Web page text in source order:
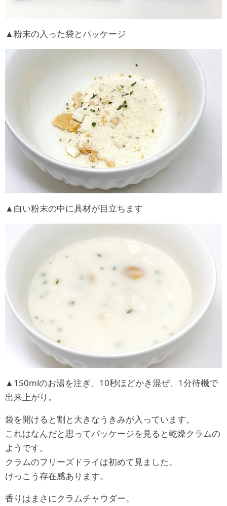
▲粉末の入った袋とパッケージ
▲白い粉末の中に具材が目立ちます
▲150mlのお湯を注ぎ、10秒ほどかき混ぜ、1分待機で
出来上がり。
袋を開けると割と大きなうきみが入っています。
これはなんだと思ってパッケージを見ると乾燥クラムの
ようです。
クラムのフリーズドライは初めて見ました。
けっこう存在感あります。
香りはまさにクラムチャウダー。